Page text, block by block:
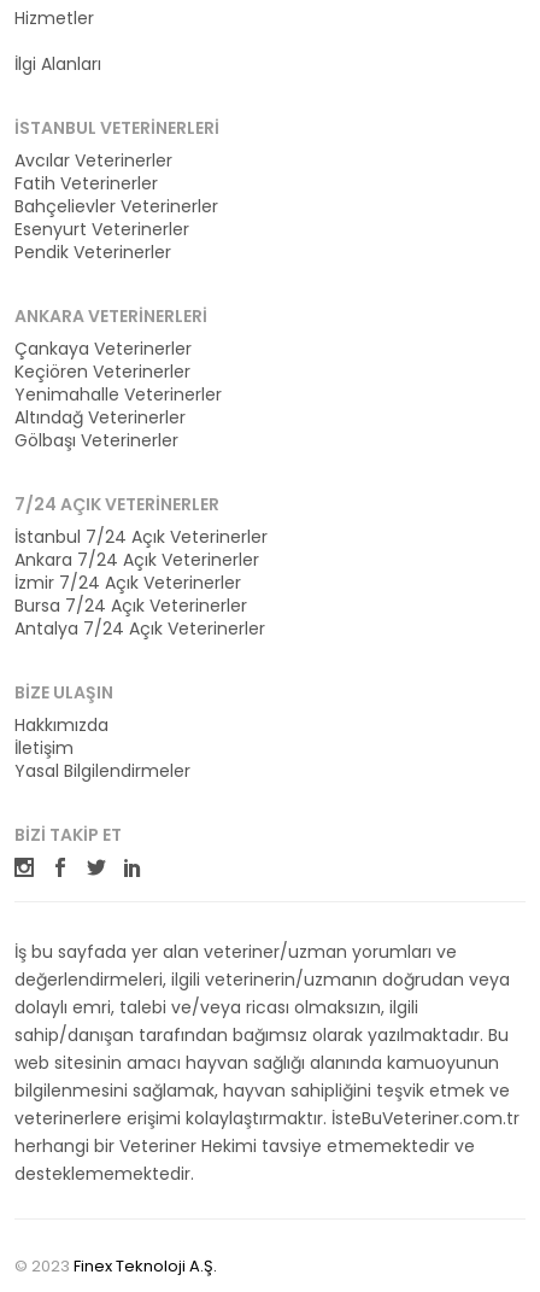
Hizmetler
İlgi Alanları
İSTANBUL VETERINERLERI
Avcılar Veterinerler
Fatih Veterinerler
Bahçelievler Veterinerler
Esenyurt Veterinerler
Pendik Veterinerler
ANKARA VETERINERLERI
Çankaya Veterinerler
Keçiören Veterinerler
Yenimahalle Veterinerler
Altındağ Veterinerler
Gölbaşı Veterinerler
7/24 AÇIK VETERINERLER
İstanbul 7/24 Açık Veterinerler
Ankara 7/24 Açık Veterinerler
İzmir 7/24 Açık Veterinerler
Bursa 7/24 Açık Veterinerler
Antalya 7/24 Açık Veterinerler
BIZE ULAŞIN
Hakkımızda
İletişim
Yasal Bilgilendirmeler
BIZI TAKIP ET
İş bu sayfada yer alan veteriner/uzman yorumları ve
değerlendirmeleri, ilgili veterinerin/uzmanın doğrudan veya
dolaylı emri, talebi ve/veya ricası olmaksızın, ilgili
sahip/danışan tarafından bağımsız olarak yazılmaktadır. Bu
web sitesinin amacı hayvan sağlığı alanında kamuoyunun
bilgilenmesini sağlamak, hayvan sahipliğini teşvik etmek ve
veterinerlere erişimi kolaylaştırmaktır. İsteBuVeteriner.com.tr
herhangi bir Veteriner Hekimi tavsiye etmemektedir ve
desteklememektedir.
© 2023 Finex Teknoloji A.Ş.